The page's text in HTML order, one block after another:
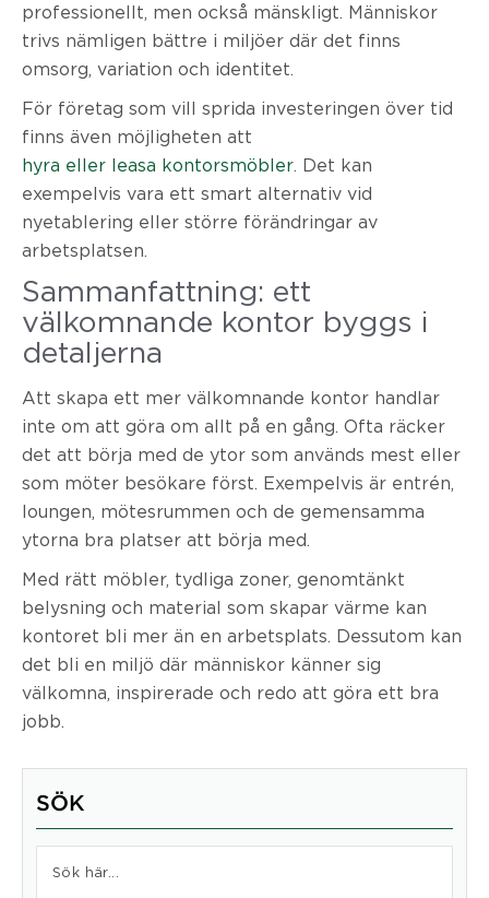
professionellt, men också mänskligt. Människor
trivs nämligen bättre i miljöer där det finns
omsorg, variation och identitet.
För företag som vill sprida investeringen över tid
finns även möjligheten att
hyra eller leasa kontorsmöbler. Det kan
exempelvis vara ett smart alternativ vid
nyetablering eller större förändringar av
arbetsplatsen.
Sammanfattning: ett
välkomnande kontor byggs i
detaljerna
Att skapa ett mer välkomnande kontor handlar
inte om att göra om allt på en gång. Ofta räcker
det att börja med de ytor som används mest eller
som möter besökare först. Exempelvis är entrén,
loungen, mötesrummen och de gemensamma
ytorna bra platser att börja med.
Med rätt möbler, tydliga zoner, genomtänkt
belysning och material som skapar värme kan
kontoret bli mer än en arbetsplats. Dessutom kan
det bli en miljö där människor känner sig
välkomna, inspirerade och redo att göra ett bra
jobb.
SÖK